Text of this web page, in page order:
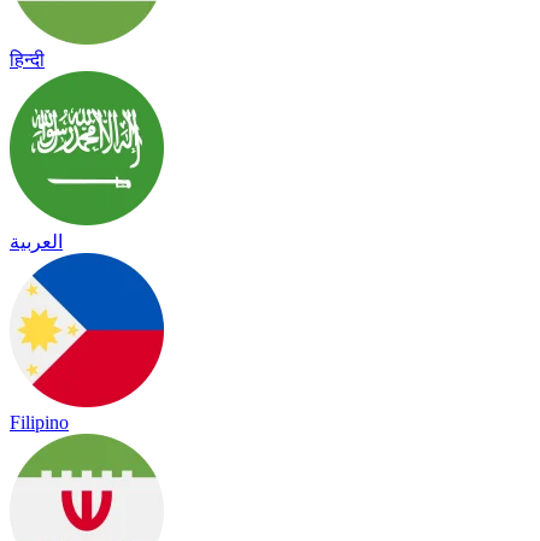
हिन्दी
العربية
Filipino